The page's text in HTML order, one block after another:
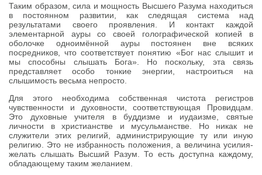
Таким образом, сила и мощность Высшего Разума находиться
в постоянном развитии, как следящая система над
результатами своего проявления. И контакт каждой
элементарной ауры со своей голографической копией в
оболочке одноимённой ауры постоянен вне всяких
посредников, что соответствует понятию «Бог нас слышит и
мы способны слышать Бога». Но поскольку, эта связь
представляет особо тонкие энергии, настроиться на
слышимость весьма непросто.
Для этого необходима собственная чистота регистров
чувственности и духовности, соответствующая Провидцам.
Это духовные учителя в буддизме и иудаизме, святые
личности в христианстве и мусульманстве. Но никак не
служители этих религий, администрирующие ту или иную
религию. Это не избранность положения, а величина усилия-
желать слышать Высший Разум. То есть доступна каждому,
обладающему таким желанием.